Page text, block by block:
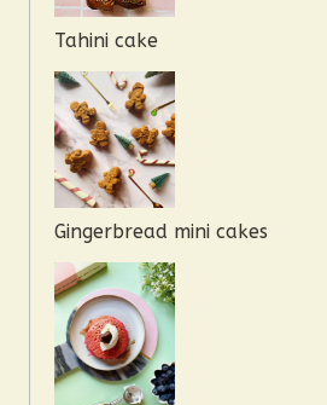
Tahini cake
Gingerbread mini cakes